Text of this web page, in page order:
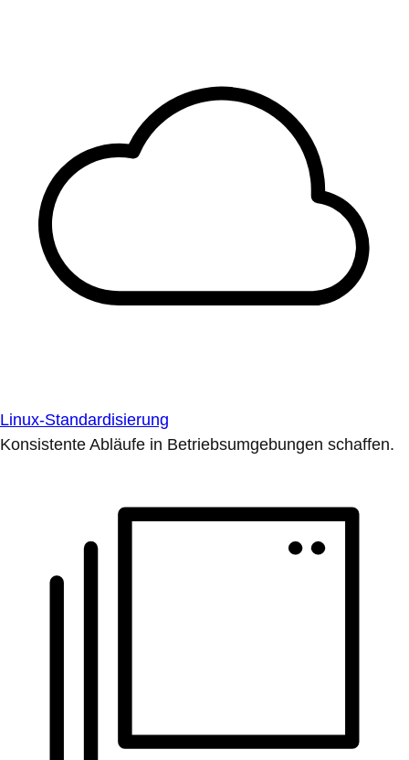
Linux-Standardisierung
Konsistente Abläufe in Betriebsumgebungen schaffen.